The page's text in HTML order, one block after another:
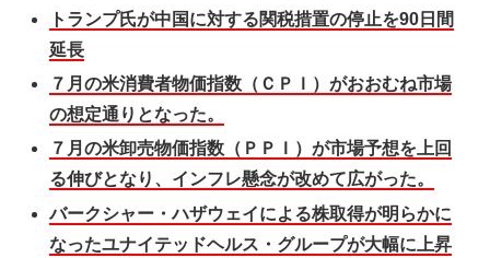
トランプ氏が中国に対する関税措置の停止を90日間
延長
７月の米消費者物価指数（ＣＰＩ）がおおむね市場
の想定通りとなった。
７月の米卸売物価指数（ＰＰＩ）が市場予想を上回
る伸びとなり、インフレ懸念が改めて広がった。
バークシャー・ハザウェイによる株取得が明らかに
なったユナイテッドヘルス・グループが大幅に上昇